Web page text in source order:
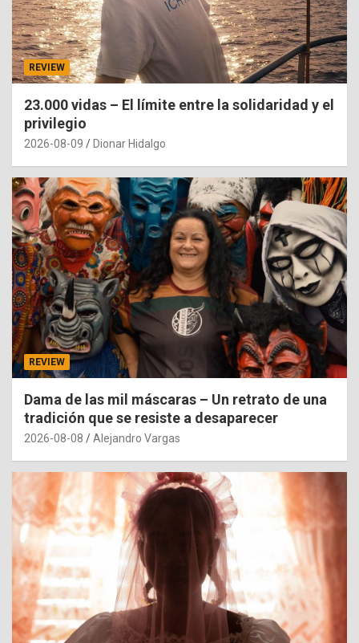
REVIEW
23.000 vidas – El límite entre la solidaridad y el
privilegio
2026-08-09 Dionar Hidalgo
REVIEW
Dama de las mil máscaras – Un retrato de una
tradición que se resiste a desaparecer
2026-08-08 Alejandro Vargas